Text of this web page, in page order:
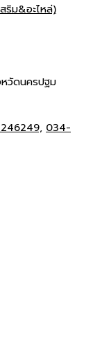
ม&อะไหล่)
วัดนครปฐม
034-